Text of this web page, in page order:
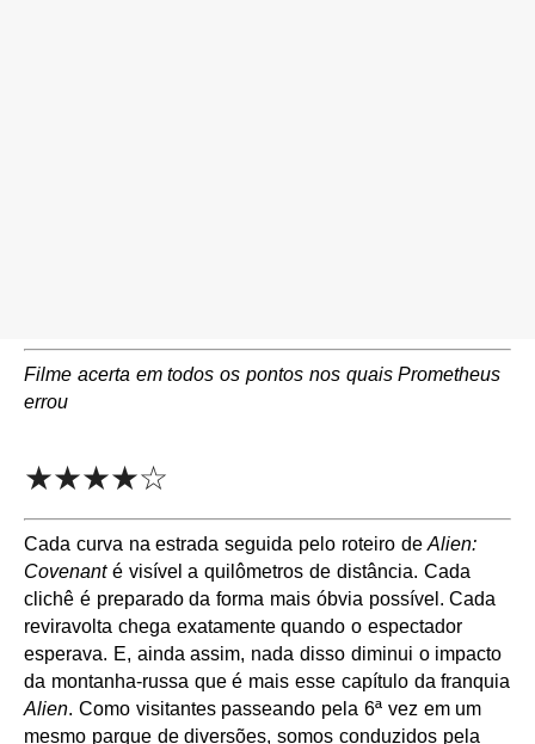
Filme acerta em todos os pontos nos quais Prometheus
errou
★★★★☆
Cada curva na estrada seguida pelo roteiro deAlien:
Covenanté visível a quilômetros de distância. Cada
clichê é preparado da forma mais óbvia possível. Cada
reviravolta chega exatamente quando o espectador
esperava. E, ainda assim, nada disso diminui o impacto
da montanha-russa que é mais esse capítulo da franquia
Alien. Como visitantes passeando pela 6ª vez em um
mesmo parque de diversões, somos conduzidos pela